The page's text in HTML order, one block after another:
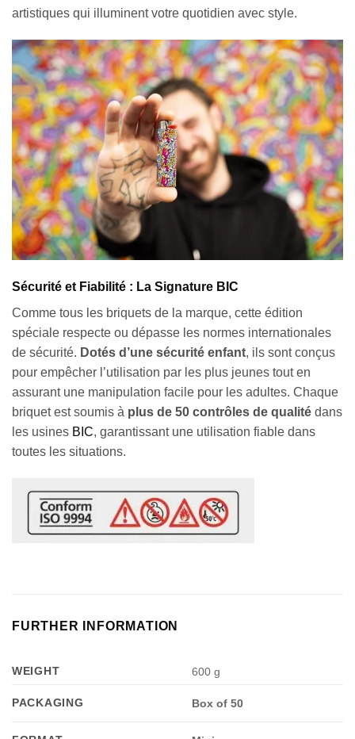
artistiques qui illuminent votre quotidien avec style.
Sécurité et Fiabilité : La Signature BIC
Comme tous les briquets de la marque, cette édition
spéciale respecte ou dépasse les normes internationales
de sécurité. Dotés d’une sécurité enfant, ils sont conçus
pour empêcher l’utilisation par les plus jeunes tout en
assurant une manipulation facile pour les adultes. Chaque
briquet est soumis à plus de 50 contrôles de qualité dans
les usines BIC, garantissant une utilisation fiable dans
toutes les situations.
FURTHER INFORMATION
WEIGHT 600 g
PACKAGING Box of 50